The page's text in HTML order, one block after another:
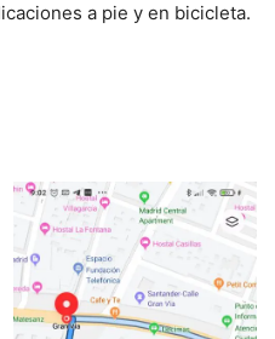
a pie y en bicicleta.